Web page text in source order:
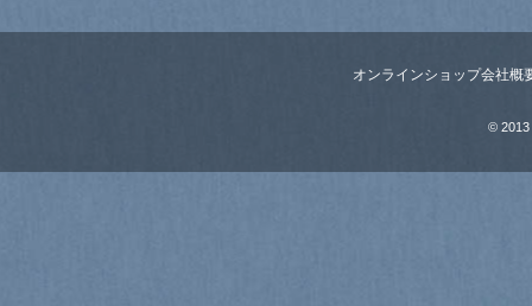
オンラインショップ会社概
© 2013